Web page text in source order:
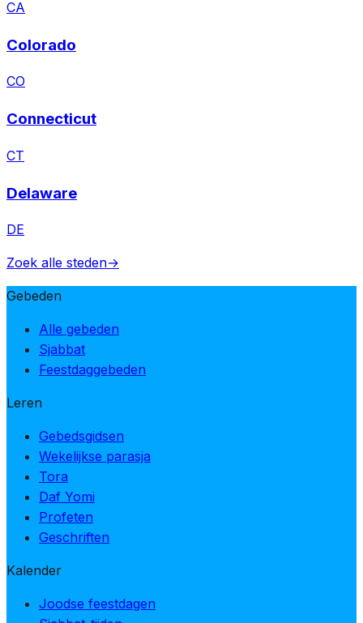
CA
Colorado
CO
Connecticut
CT
Delaware
DE
Zoek alle steden→
Gebeden
Alle gebeden
Sjabbat
Feestdaggebeden
Leren
Gebedsgidsen
Wekelijkse parasja
Tora
Daf Yomi
Profeten
Geschriften
Kalender
Joodse feestdagen